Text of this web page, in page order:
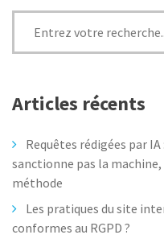
Articles récents
Requêtes rédigées par
sanctionne pas la
méthode
Les pratiques du site
conformes au RGPD ?